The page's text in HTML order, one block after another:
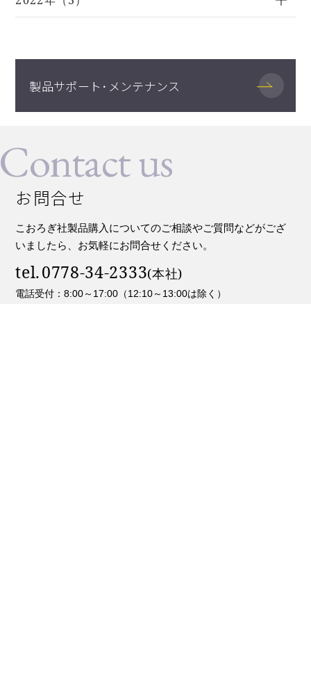
製品サポート･メンテナンス
us
お問合せ
こおろぎ社製品購入についてのご相談やご質問などがござ
いましたら、お気軽にお問合せください。
tel.0778-34-2333
電話受付：8:00～17:00（12:10～13:00は除く）